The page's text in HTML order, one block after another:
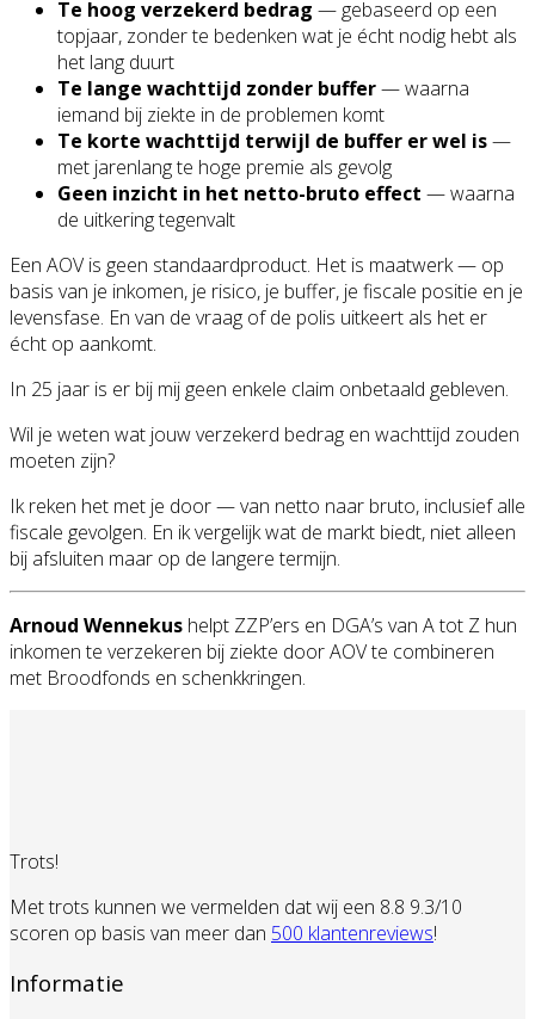
Te hoog verzekerd bedrag — gebaseerd op een
topjaar, zonder te bedenken wat je écht nodig hebt als
het lang duurt
Te lange wachttijd zonder buffer— waarna
iemand bij ziekte in de problemen komt
Te korte wachttijd terwijl de buffer er wel is—
met jarenlang te hoge premie als gevolg
Geen inzicht in het netto-bruto effect — waarna
de uitkering tegenvalt
Een AOV is geen standaardproduct. Het is maatwerk — op
basis van je inkomen, je risico, je buffer, je fiscale positie en je
levensfase. En van de vraag of de polis uitkeert als het er
écht op aankomt.
In 25 jaar is er bij mij geen enkele claim onbetaald gebleven.
Wil je weten wat jouw verzekerd bedrag en wachttijd zouden
moeten zijn?
Ik reken het met je door — van netto naar bruto, inclusief alle
fiscale gevolgen. En ik vergelijk wat de markt biedt, niet alleen
bij afsluiten maar op de langere termijn.
Arnoud Wennekus helpt ZZP’ers en DGA’s van A tot Z hun
inkomen te verzekeren bij ziekte door AOV te combineren
met Broodfonds en schenkkringen.
Trots!
Met trots kunnen we vermelden dat wij een 8.8 9.3/10
scoren op basis van meer dan 500 klantenreviews!
Informatie